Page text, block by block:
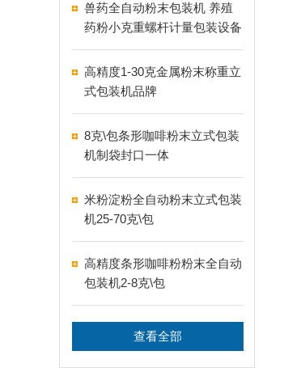
兽药全自动粉末包装机 养殖
药粉小克重螺杆计量包装设备
高精度1-30克金属粉末称重立
式包装机品牌
8克\包条形咖啡粉末立式包装
机制袋封口一体
米粉淀粉全自动粉末立式包装
机25-70克\包
高精度条形咖啡粉粉末全自动
包装机2-8克\包
查看全部